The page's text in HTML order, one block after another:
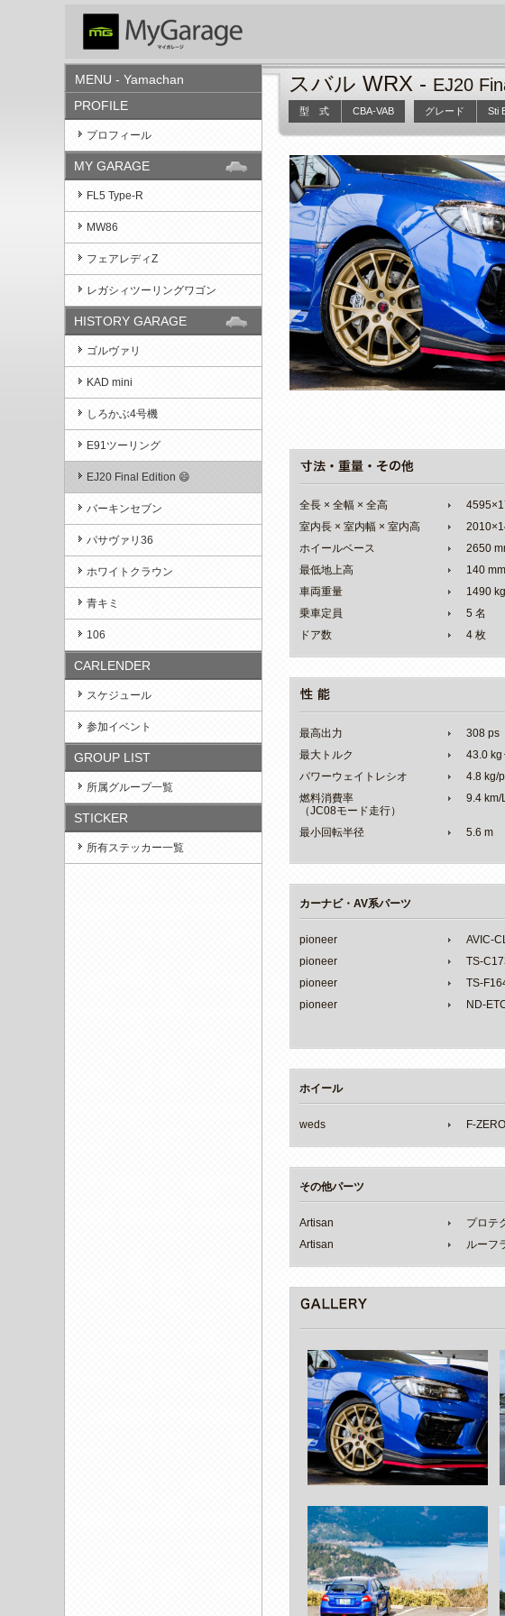
MENU - Yamachan
PROFILE
プロフィール
MY GARAGE
FL5 Type-R
MW86
フェアレディZ
レガシィツーリングワゴン
HISTORY GARAGE
ゴルヴァリ
KAD mini
しろかぶ4号機
E91ツーリング
EJ20 Final Edition 😄
バーキンセブン
パサヴァリ36
ホワイトクラウン
青キミ
106
CARLENDER
スケジュール
参加イベント
GROUP LIST
所属グループ一覧
STICKER
所有ステッカー一覧
スバル WRX - EJ20
型 式 CBA-VAB グレード Sti
全長 × 全幅 × 全高
室内長 × 室内幅 × 室内高
ホイールベース
2650
最低地上高
140 mm
車両重量
1490 kg
乗車定員
5 名
ドア数
4 枚
最高出力
308 ps
最大トルク
43.0 kg
パワーウェイトレシオ
4.8 kg/
燃料消費率
（JC08モード走行）
9.4 km/
最小回転半径 5.6 m
カーナビ・AV系パーツ
pioneer
AVIC-
pioneer
TS-
pioneer
TS-
pioneer
ND-
ホイール
weds F-ZERO
その他パーツ
Artisan
プロテ
Artisan
ルーフ